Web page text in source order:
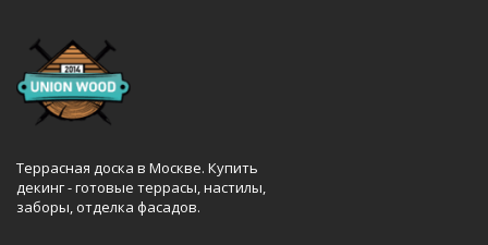
Террасная доска в Москве. Купить
декинг - готовые террасы, настилы,
заборы, отделка фасадов.